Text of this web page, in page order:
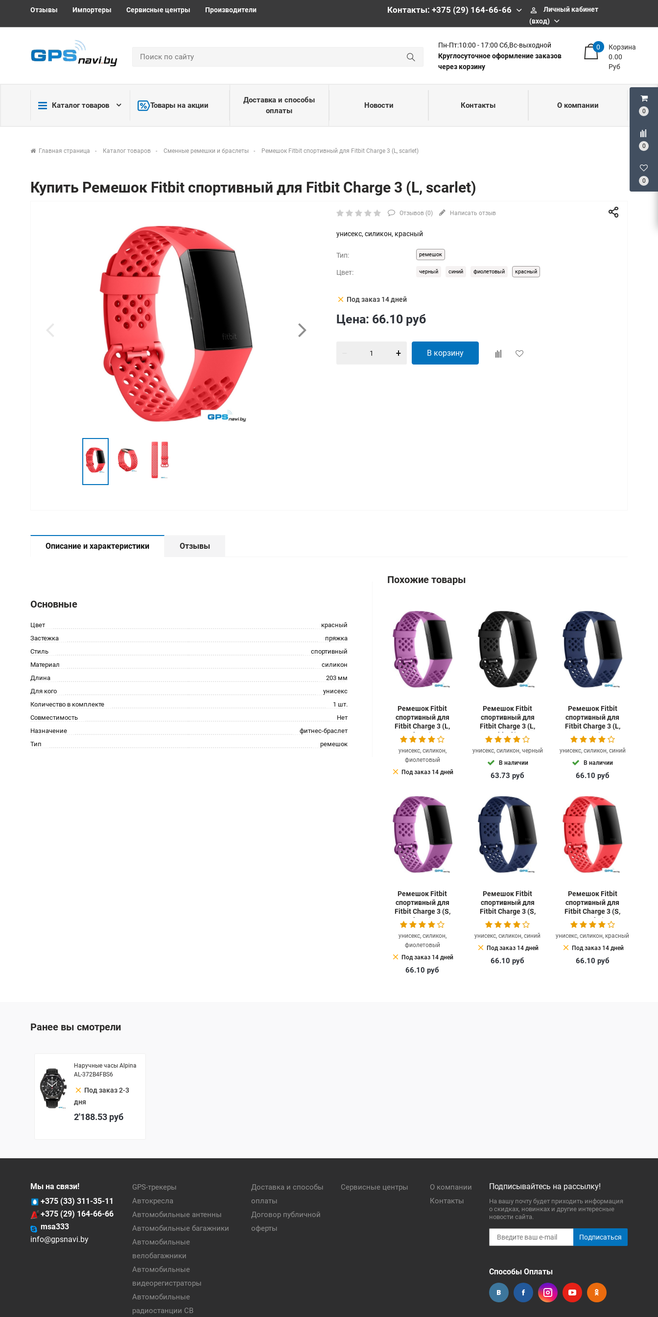
0
0
0
Отзывы Импортеры Сервисные центры Производители Контакты: +375 (29) 164-66-66 perm_identity
Личный кабинет
(вход)
Пн-Пт:10:00 - 17:00 Сб,Вс-выходной
Круглосуточное оформление заказов
через корзину
Корзина
0
0.00
Руб
Каталог товаров Товары на акции
Доставка и способы
оплаты
Новости Контакты О компании
Главная страница Каталог товаров Сменные ремешки и браслеты Ремешок Fitbit спортивный для Fitbit Charge 3 (L, scarlet)
Купить Ремешок Fitbit спортивный для Fitbit Charge 3 (L, scarlet)
Отзывов (0) Написать отзыв
унисекс, силикон, красный
Тип: ремешок
Цвет: черный синий фиолетовый красный
clear Под заказ 14 дней
Цена: 66.10 руб
В корзину
Описание и характеристики Отзывы
Основные
Цвет
красный
Застежка
пряжка
Стиль
спортивный
Материал
силикон
Длина
203 мм
Для кого
унисекс
Количество в комплекте
1 шт.
Совместимость
Нет
Назначение
фитнес-браслет
Тип
ремешок
Похожие товары
Ремешок Fitbit
спортивный для
Fitbit Charge 3 (L,
berry)
унисекс, силикон,
фиолетовый
clear Под заказ 14 дней
Ремешок Fitbit
спортивный для
Fitbit Charge 3 (L,
black)
унисекс, силикон, черный
В наличии
63.73руб
Ремешок Fitbit
спортивный для
Fitbit Charge 3 (L,
navy)
унисекс, силикон, синий
В наличии
66.10 руб
Ремешок Fitbit
спортивный для
Fitbit Charge 3 (S,
berry)
унисекс, силикон,
фиолетовый
clear Под заказ 14 дней
66.10руб
Ремешок Fitbit
спортивный для
Fitbit Charge 3 (S,
navy)
унисекс, силикон, синий
clear Под заказ 14 дней
66.10руб
Ремешок Fitbit
спортивный для
Fitbit Charge 3 (S,
scarlet)
унисекс, силикон, красный
clear Под заказ 14 дней
66.10 руб
Ранее вы смотрели
Наручные часы Alpina
AL-372B4FBS6
clear Под заказ 2-3
дня
2'188.53 руб
Мы на связи!
+375 (33) 311-35-11
+375 (29) 164-66-66
msa333
info@gpsnavi.by
GPS-трекеры
Автокресла
Автомобильные антенны
Автомобильные багажники
Автомобильные
велобагажники
Автомобильные
видеорегистраторы
Автомобильные
радиостанции CB
Доставка и способы
оплаты
Договор публичной
оферты
Сервисные центры
О компании
Контакты
Подписывайтесь на рассылку!
На вашу почту будет приходить информация
о скидках, новинках и другие интересные
новости сайта.
Подписаться
Способы Оплаты